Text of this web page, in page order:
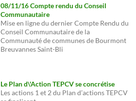
08/11/16 Compte rendu du Conseil
Communautaire
Mise en ligne du dernier Compte Rendu du
Conseil Communautaire de la
Communauté de communes de Bourmont
Breuvannes Saint-Bli
Le Plan d\'Action TEPCV se concrétise
Les actions 1 et 2 du Plan d’actions TEPCV